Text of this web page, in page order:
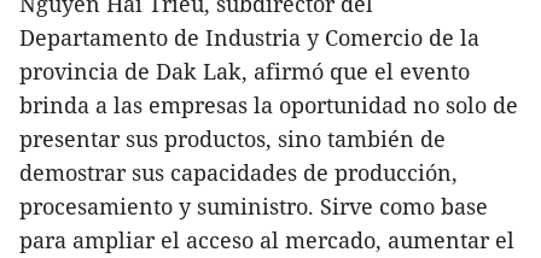
Departamento de Industria y Comercio de la
provincia de Dak Lak, afirmó que el evento
brinda a las empresas la oportunidad no solo de
presentar sus productos, sino también de
demostrar sus capacidades de producción,
procesamiento y suministro. Sirve como base
para ampliar el acceso al mercado, aumentar el